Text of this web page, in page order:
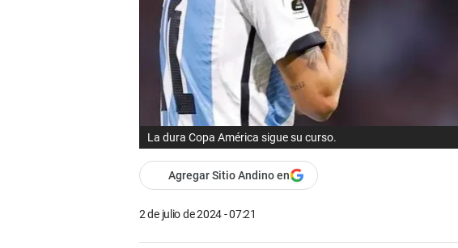
La dura Copa América sigue su curso.
Agregar Sitio Andino en
2 de julio de 2024 - 07:21